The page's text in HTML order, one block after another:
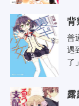
走
背
普
遇
了
在
露